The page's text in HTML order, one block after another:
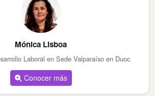
Mónica Lisboa
Laboral en Sede Valparaíso en Duoc
Conocer más